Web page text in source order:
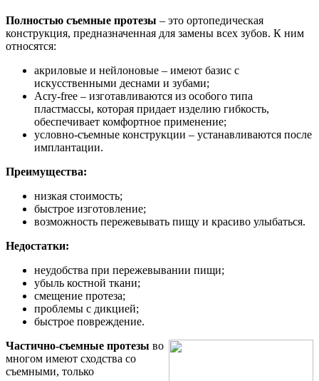
Полностью съемные протезы – это ортопедическая
конструкция, предназначенная для замены всех зубов. К ним
относятся:
акриловые и нейлоновые – имеют базис с
искусственными деснами и зубами;
Acry-free – изготавливаются из особого типа
пластмассы, которая придает изделию гибкость,
обеспечивает комфортное применение;
условно-съемные конструкции – устанавливаются после
имплантации.
Преимущества:
низкая стоимость;
быстрое изготовление;
возможность пережевывать пищу и красиво улыбаться.
Недостатки:
неудобства при пережевывании пищи;
убыль костной ткани;
смещение протеза;
проблемы с дикцией;
быстрое повреждение.
Частично-съемные протезы во
многом имеют сходства со
съемными, только